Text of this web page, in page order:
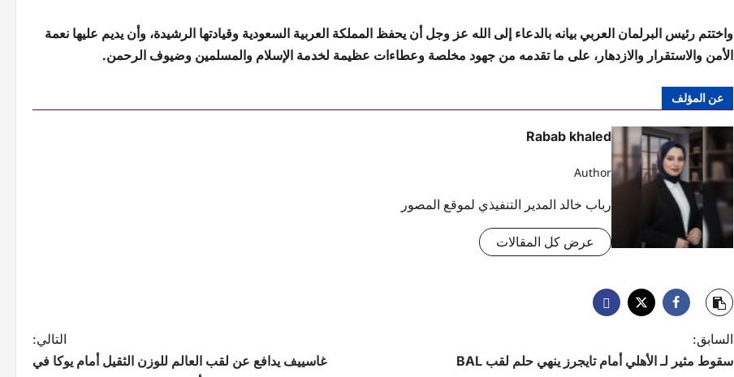
واختتم رئيس البرلمان العربي بيانه بالدعاء إلى الله عز وجل أن يحفظ المملكة العربية السعودية وقيادتها الرشيدة، وأن يديم عليها نعمة
الأمن والاستقرار والازدهار، على ما تقدمه من جهود مخلصة وعطاءات عظيمة لخدمة الإسلام والمسلمين وضيوف الرحمن.
عن المؤلف
Rabab khaled
Author
رباب خالد المدير التنفيذي لموقع المصور
عرض كل المقالات
ت
ص
السابق:
سقوط مثير لـ الأهلي أمام تايجرز ينهي حلم لقب BAL
التالي:
غاسييف يدافع عن لقب العالم للوزن الثقيل أمام يوكا في